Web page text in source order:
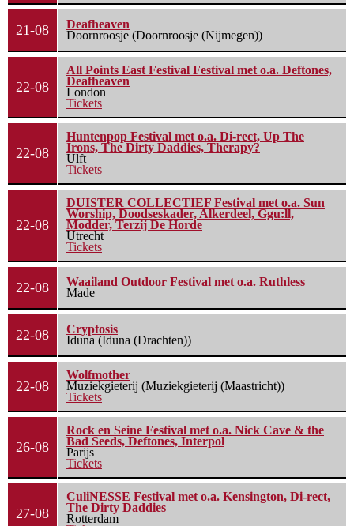
21-08
Deafheaven
Doornroosje (Doornroosje (Nijmegen))
22-08
All Points East Festival Festival met o.a. Deftones,
Deafheaven
London
Tickets
22-08
Huntenpop Festival met o.a. Di-rect, Up The
Irons, The Dirty Daddies, Therapy?
Ulft
Tickets
22-08
DUISTER COLLECTIEF Festival met o.a. Sun
Worship, Doodseskader, Alkerdeel, Ggu:ll,
Modder, Terzij De Horde
Utrecht
Tickets
22-08
Waailand Outdoor Festival met o.a. Ruthless
Made
22-08
Cryptosis
Iduna (Iduna (Drachten))
22-08
Wolfmother
Muziekgieterij (Muziekgieterij (Maastricht))
Tickets
26-08
Rock en Seine Festival met o.a. Nick Cave & the
Bad Seeds, Deftones, Interpol
Parijs
Tickets
27-08
CuliNESSE Festival met o.a. Kensington, Di-rect,
The Dirty Daddies
Rotterdam